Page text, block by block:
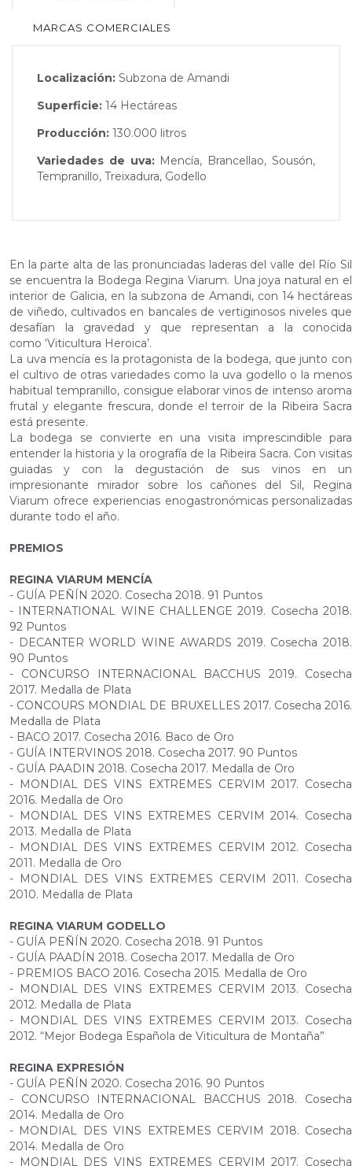
MARCAS COMERCIALES
Localización: Subzona de Amandi
Superficie: 14 Hectáreas
Producción: 130.000 litros
Variedades de uva:Mencía, Brancellao, Sousón,
Tempranillo, Treixadura, Godello
En la parte alta de las pronunciadas laderas del valle del Río Sil
se encuentra la Bodega Regina Viarum. Una joya natural en el
interior de Galicia, en la subzona de Amandi, con 14 hectáreas
de viñedo, cultivados en bancales de vertiginosos niveles que
desafían la gravedad y que representan a la conocida
como ‘Viticultura Heroica’.
La uva mencía es la protagonista de la bodega, que junto con
el cultivo de otras variedades como la uva godello o la menos
habitual tempranillo, consigue elaborar vinos de intenso aroma
frutal y elegante frescura, donde el terroir de la Ribeira Sacra
está presente.
La bodega se convierte en una visita imprescindible para
entender la historia y la orografía de la Ribeira Sacra. Con visitas
guiadas y con la degustación de sus vinos en un
impresionante mirador sobre los cañones del Sil, Regina
Viarum ofrece experiencias enogastronómicas personalizadas
durante todo el año.
PREMIOS
REGINA VIARUM MENCÍA
- GUÍA PEÑÍN 2020. Cosecha 2018. 91 Puntos
- INTERNATIONAL WINE CHALLENGE 2019. Cosecha 2018.
92 Puntos
- DECANTER WORLD WINE AWARDS 2019. Cosecha 2018.
90 Puntos
- CONCURSO INTERNACIONAL BACCHUS 2019. Cosecha
2017. Medalla de Plata
- CONCOURS MONDIAL DE BRUXELLES 2017. Cosecha 2016.
Medalla de Plata
- BACO 2017. Cosecha 2016. Baco de Oro
- GUÍA INTERVINOS 2018. Cosecha 2017. 90 Puntos
- GUÍA PAADIN 2018. Cosecha 2017. Medalla de Oro
- MONDIAL DES VINS EXTREMES CERVIM 2017. Cosecha
2016. Medalla de Oro
- MONDIAL DES VINS EXTREMES CERVIM 2014. Cosecha
2013. Medalla de Plata
- MONDIAL DES VINS EXTREMES CERVIM 2012. Cosecha
2011. Medalla de Oro
- MONDIAL DES VINS EXTREMES CERVIM 2011. Cosecha
2010. Medalla de Plata
REGINA VIARUM GODELLO
- GUÍA PEÑÍN 2020. Cosecha 2018. 91 Puntos
- GUÍA PAADÍN 2018. Cosecha 2017. Medalla de Oro
- PREMIOS BACO 2016. Cosecha 2015. Medalla de Oro
- MONDIAL DES VINS EXTREMES CERVIM 2013. Cosecha
2012. Medalla de Plata
- MONDIAL DES VINS EXTREMES CERVIM 2013. Cosecha
2012. “Mejor Bodega Española de Viticultura de Montaña”
REGINA EXPRESIÓN
- GUÍA PEÑÍN 2020. Cosecha 2016. 90 Puntos
- CONCURSO INTERNACIONAL BACCHUS 2018. Cosecha
2014. Medalla de Oro
- MONDIAL DES VINS EXTREMES CERVIM 2018. Cosecha
2014. Medalla de Oro
- MONDIAL DES VINS EXTREMES CERVIM 2017. Cosecha